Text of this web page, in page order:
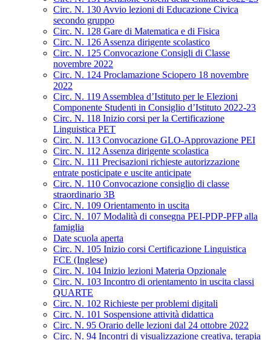
Circ. N. 130 Avvio lezioni di Educazione Civica
secondo gruppo
Circ. N. 128 Gare di Matematica e di Fisica
Circ. N. 126 Assenza dirigente scolastico
Circ. N. 125 Convocazione Consigli di Classe
novembre 2022
Circ. N. 124 Proclamazione Sciopero 18 novembre
2022
Circ. N. 119 Assemblea d’Istituto per le Elezioni
Componente Studenti in Consiglio d’Istituto 2022-23
Circ. N. 118 Inizio corsi per la Certificazione
Linguistica PET
Circ. N. 113 Convocazione GLO-Approvazione PEI
Circ. N. 112 Assenza dirigente scolastica
Circ. N. 111 Precisazioni richieste autorizzazione
entrate posticipate e uscite anticipate
Circ. N. 110 Convocazione consiglio di classe
straordinario 3B
Circ. N. 109 Orientamento in uscita
Circ. N. 107 Modalità di consegna PEI-PDP-PFP alla
famiglia
Date scuola aperta
Circ. N. 105 Inizio corsi Certificazione Linguistica
FCE (Inglese)
Circ. N. 104 Inizio lezioni Materia Opzionale
Circ. N. 103 Incontro di orientamento in uscita classi
QUARTE
Circ. N. 102 Richieste per problemi digitali
Circ. N. 101 Sospensione attività didattica
Circ. N. 95 Orario delle lezioni dal 24 ottobre 2022
Circ. N. 94 Incontri di visualizzazione creativa, terapia